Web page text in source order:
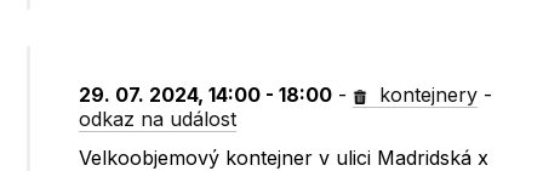
29. 07. 2024, 14:00 - 18:00 - kontejnery -
odkaz na událost
Velkoobjemový kontejner v ulici Madridská x